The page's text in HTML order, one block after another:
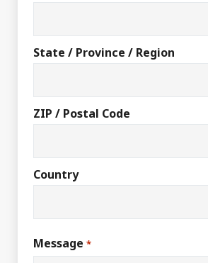
State / Province / Region
ZIP / Postal Code
Country
Message *